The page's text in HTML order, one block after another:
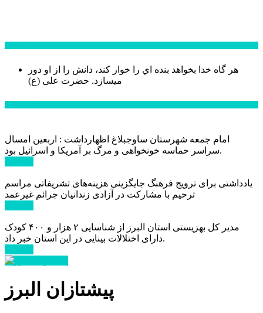
هر گاه خدا بخواهد بنده اي را خوار كند، دانش را از او دور
میسازد. حضرت علی (ع)
امام جمعه شهرستان ساوجبلاغ اظهارداشت : اربعین امسال
سراسر حماسه خونخواهی و مرگ بر آمریکا و اسرائیل بود.
یادداشتی برای ترویج فرهنگ جایگزینی هزینه‌های تشریفاتی مراسم
ترحیم با مشارکت در آزادی زندانیان جرائم غیرعمد
مدیر کل بهزیستی استان البرز از شناسایی ۲ هزار و ۴۰۰ کودک
دارای اختلالات بینایی در این استان خبر داد.
پیشتازان البرز